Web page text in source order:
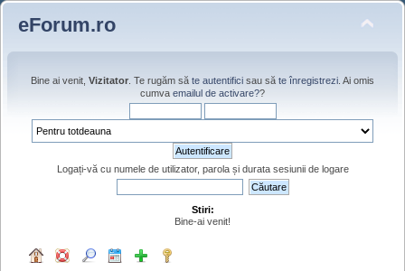
eForum.ro
Bine ai venit, Vizitator . Te rugăm să te autentifici sau să te înregistrezi . Ai omis
cumva emailul de activare??
Logați-vă cu numele de utilizator, parola și durata sesiunii de logare
Stiri:
Bine-ai venit!